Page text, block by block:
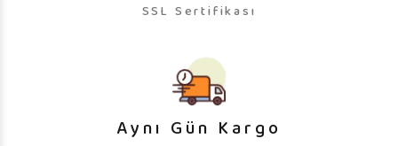
SSL Sertifikası
Aynı Gün Kargo